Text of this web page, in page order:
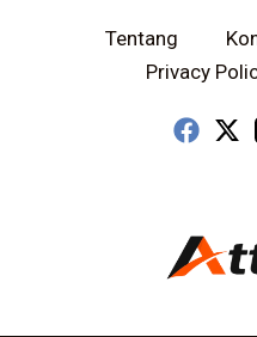
Tentang
Privacy